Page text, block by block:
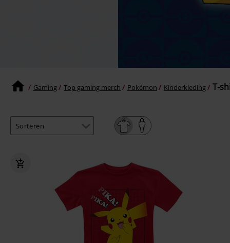
Gaming Top gaming merch Pokémon Kinderkleding T-